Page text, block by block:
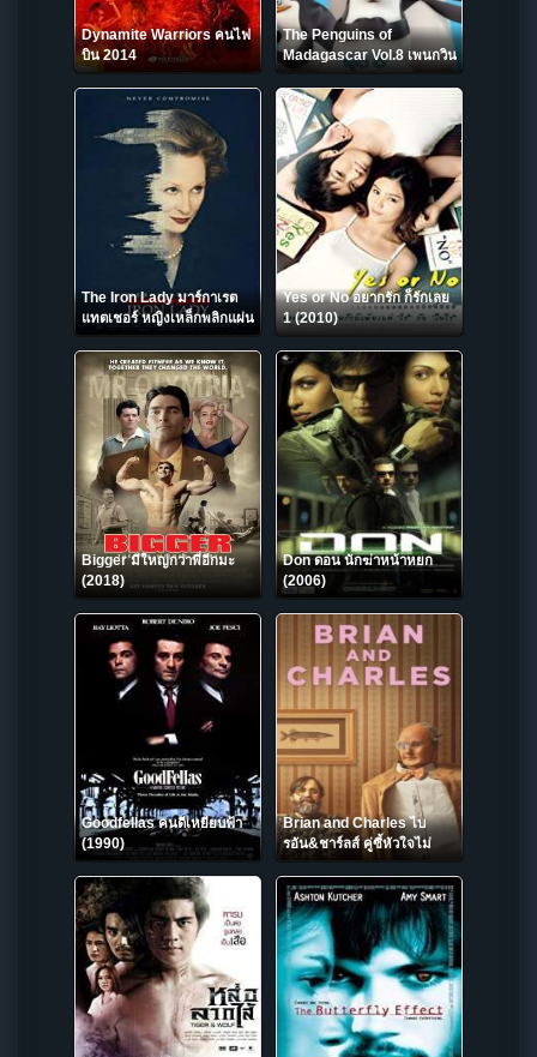
Dynamite Warriors คนไฟ
บิน 2014
The Penguins of
Madagascar Vol.8 เพนกวิน
จอมป่วน ก๊วนมาดากัสการ์ ชุด
8
The Iron Lady มาร์กาเรต
แทตเชอร์ หญิงเหล็กพลิกแผ่น
ดิน 2011
Yes or No อยากรัก ก็รักเลย
1 (2010)
Bigger มีใหญ่กว่าพี่อีกมะ
(2018)
Don ดอน นักฆ่าหน้าหยก
(2006)
Goodfellas คนดีเหยียบฟ้า
(1990)
Brian and Charles ไบ
รอัน&ชาร์ลส์ คู่ซี้หัวใจไม่
ประดิษฐ์ (2022